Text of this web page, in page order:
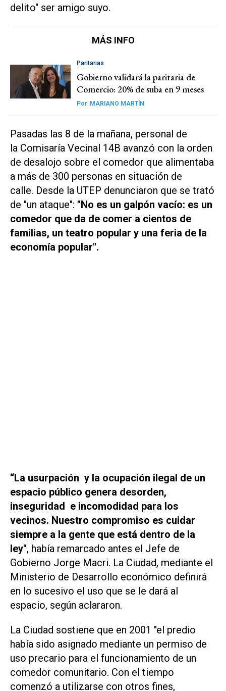
delito" ser amigo suyo.
MÁS INFO
Paritarias
Gobierno validará la paritaria de
Comercio: 20% de suba en 9 meses
Por MARIANO MARTÍN
Pasadas las 8 de la mañana, personal de
la Comisaría Vecinal 14B avanzó con la orden
de desalojo sobre el comedor que alimentaba
a más de 300 personas en situación de
calle. Desde la UTEP denunciaron que se trató
de "un ataque": "No es un galpón vacío: es un
comedor que da de comer a cientos de
familias, un teatro popular y una feria de la
economía popular".
“La usurpación y la ocupación ilegal de un
espacio público genera desorden,
inseguridad e incomodidad para los
vecinos. Nuestro compromiso es cuidar
siempre a la gente que está dentro de la
ley", había remarcado antes el Jefe de
Gobierno Jorge Macri. La Ciudad, mediante el
Ministerio de Desarrollo económico definirá
en lo sucesivo el uso que se le dará al
espacio, según aclararon.
La Ciudad sostiene que en 2001 "el predio
había sido asignado mediante un permiso de
uso precario para el funcionamiento de un
comedor comunitario. Con el tiempo
comenzó a utilizarse con otros fines,